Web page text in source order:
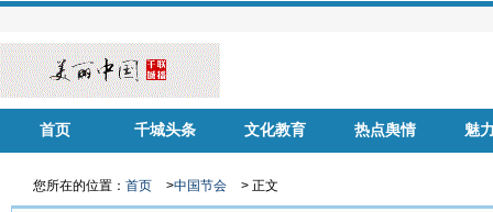
首页 千城头条 文化教育 热点舆情
魅
您所在的位置： 首页 >中国节会 > 正文